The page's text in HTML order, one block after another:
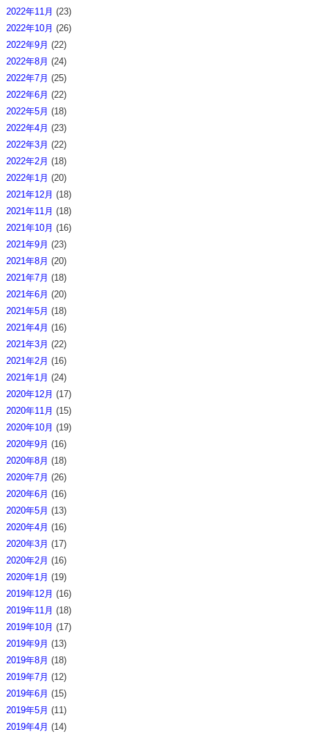
2022年11月 (23)
2022年10月 (26)
2022年9月 (22)
2022年8月 (24)
2022年7月 (25)
2022年6月 (22)
2022年5月 (18)
2022年4月 (23)
2022年3月 (22)
2022年2月 (18)
2022年1月 (20)
2021年12月 (18)
2021年11月 (18)
2021年10月 (16)
2021年9月 (23)
2021年8月 (20)
2021年7月 (18)
2021年6月 (20)
2021年5月 (18)
2021年4月 (16)
2021年3月 (22)
2021年2月 (16)
2021年1月 (24)
2020年12月 (17)
2020年11月 (15)
2020年10月 (19)
2020年9月 (16)
2020年8月 (18)
2020年7月 (26)
2020年6月 (16)
2020年5月 (13)
2020年4月 (16)
2020年3月 (17)
2020年2月 (16)
2020年1月 (19)
2019年12月 (16)
2019年11月 (18)
2019年10月 (17)
2019年9月 (13)
2019年8月 (18)
2019年7月 (12)
2019年6月 (15)
2019年5月 (11)
2019年4月 (14)